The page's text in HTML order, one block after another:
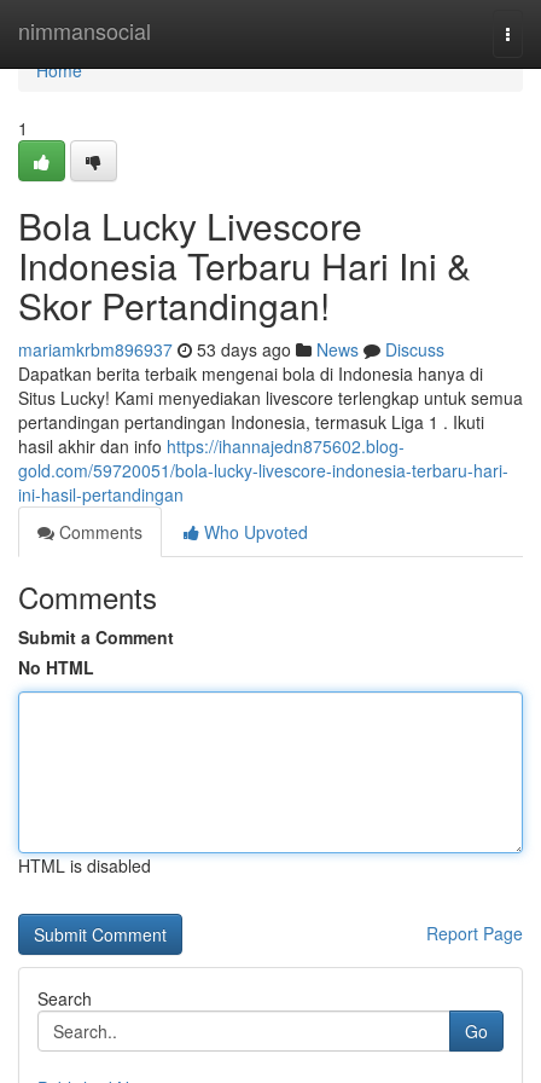
nimmansocial
Home
Home
1
Bola Lucky Livescore
Indonesia Terbaru Hari Ini &
Skor Pertandingan!
mariamkrbm896937 53 days ago News
Discuss
Dapatkan berita terbaik mengenai bola di Indonesia hanya di
Situs Lucky! Kami menyediakan livescore terlengkap untuk semua
pertandingan pertandingan Indonesia, termasuk Liga 1 . Ikuti
hasil akhir dan info https://ihannajedn875602.blog-
gold.com/59720051/bola-lucky-livescore-indonesia-terbaru-hari-
ini-hasil-pertandingan
Comments
Who Upvoted
Comments
Submit a Comment
No HTML
HTML is disabled
Report Page
Search
Go